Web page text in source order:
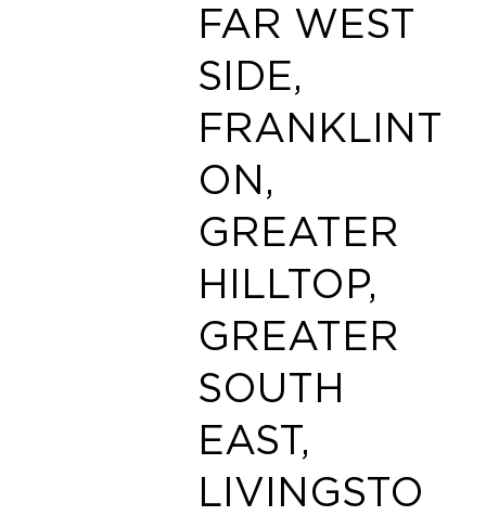
FAR WEST
SIDE,
FRANKLINT
ON,
GREATER
HILLTOP,
GREATER
SOUTH
EAST,
LIVINGSTO